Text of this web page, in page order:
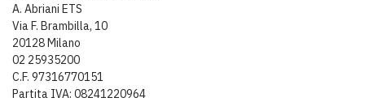
A. Abriani ETS
Via F. Brambilla, 10
20128 Milano
02 25935200
C.F. 97316770151
Partita IVA: 08241220964